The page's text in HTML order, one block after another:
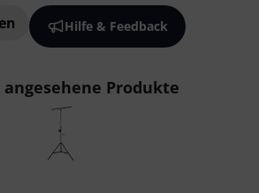
Hilfe & Feedback
Produkte